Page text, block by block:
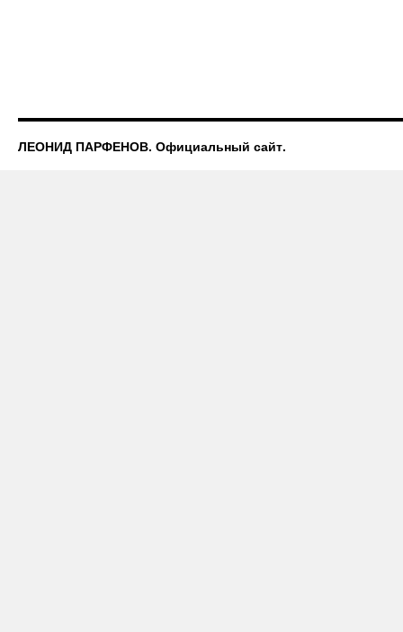
ЛЕОНИД ПАРФЕНОВ. Официальный сайт.